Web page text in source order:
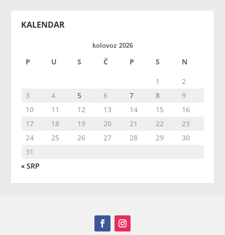
KALENDAR
kolovoz 2026
P U S Č P S N
1
2
3
4 5 6 7 8
9
10
11 12 13 14 15
16
17
18 19 20 21 22
23
24
25 26 27 28 29
30
31
« SRP